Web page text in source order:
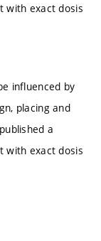
with exact dosis
influenced by
placing and
a
with exact dosis